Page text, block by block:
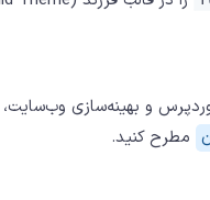
و بهینه‌سازی وب‌سایت،
مطرح کنید.